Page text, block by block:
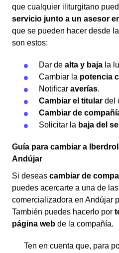
que cualquier iliturgitano
servicio junto a un asesor
que se pueden hacer desde
son estos:
Dar de alta y baja la
Cambiar la potencia
Notificar averías.
Cambiar el titular del
Cambiar de
Solicitar la baja del
Guía para cambiar a
Andújar
Si deseas cambiar de
puedes acercarte a una de las
comercializadora en Andújar
También puedes hacerlo por
página web de la compañía.
Ten en cuenta que, para